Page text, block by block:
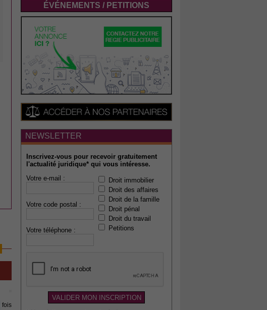
fois
ÉVÉNEMENTS / PETITIONS
NEWSLETTER
Inscrivez-vous pour recevoir gratuitement
l'actualité juridique* qui vous intéresse.
Votre e-mail :
Votre code postal :
Votre téléphone :
Droit immobilier
Droit des affaires
Droit de la famille
Droit pénal
Droit du travail
Petitions